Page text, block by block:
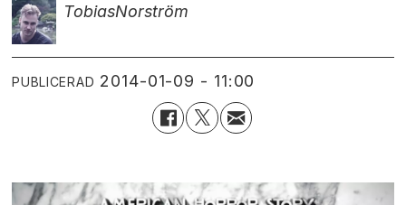
TobiasNorström
PUBLICERAD 2014-01-09 - 11:00